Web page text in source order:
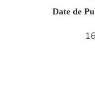
Date de